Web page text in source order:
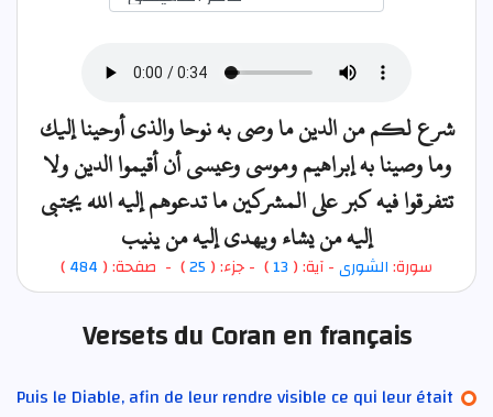
شرع لكم من الدين ما وصى به نوحا والذي أوحينا إليك
وما وصينا به إبراهيم وموسى وعيسى أن أقيموا الدين ولا
تتفرقوا فيه كبر على المشركين ما تدعوهم إليه الله يجتبي
إليه من يشاء ويهدي إليه من ينيب
سورة:الشورى- آية: (13
) - جزء: ( 25) - صفحة: ( 484
)
Versets du Coran en français
Puis le Diable, afin de leur rendre visible ce qui leur était